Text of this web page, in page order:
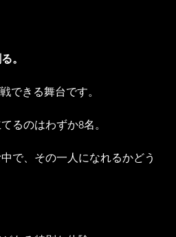
。
できる舞台です。
るのはわずか8名。
で、その一人になれるかどう